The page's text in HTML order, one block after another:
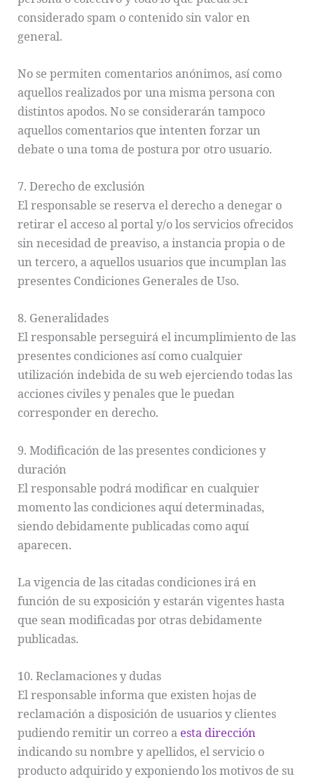
considerado spam o contenido sin valor en
general.
No se permiten comentarios anónimos, así como
aquellos realizados por una misma persona con
distintos apodos. No se considerarán tampoco
aquellos comentarios que intenten forzar un
debate o una toma de postura por otro usuario.
7. Derecho de exclusión
El responsable se reserva el derecho a denegar o
retirar el acceso al portal y/o los servicios ofrecidos
sin necesidad de preaviso, a instancia propia o de
un tercero, a aquellos usuarios que incumplan las
presentes Condiciones Generales de Uso.
8. Generalidades
El responsable perseguirá el incumplimiento de las
presentes condiciones así como cualquier
utilización indebida de su web ejerciendo todas las
acciones civiles y penales que le puedan
corresponder en derecho.
9. Modificación de las presentes condiciones y
duración
El responsable podrá modificar en cualquier
momento las condiciones aquí determinadas,
siendo debidamente publicadas como aquí
aparecen.
La vigencia de las citadas condiciones irá en
función de su exposición y estarán vigentes hasta
que sean modificadas por otras debidamente
publicadas.
10. Reclamaciones y dudas
El responsable informa que existen hojas de
reclamación a disposición de usuarios y clientes
pudiendo remitir un correo a esta dirección
indicando su nombre y apellidos, el servicio o
producto adquirido y exponiendo los motivos de su